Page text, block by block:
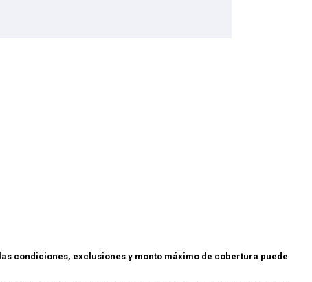
condiciones, exclusiones y monto máximo de cobertura puede